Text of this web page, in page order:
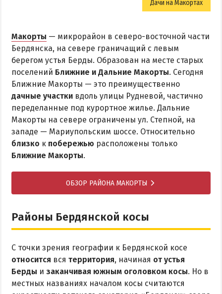
Дачи на Макортах
Макорты — микрорайон в северо-восточной части
Бердянска, на севере граничащий с левым
берегом устья Берды. Образован на месте старых
поселений Ближние и Дальние Макорты. Сегодня
Ближние Макорты — это преимущественно
дачные участки вдоль улицы Рудневой, частично
переделанные под курортное жилье. Дальние
Макорты на севере ограничены ул. Степной, на
западе — Мариупольским шоссе. Относительно
близко к побережью расположены только
Ближние Макорты.
ОБЗОР РАЙОНА МАКОРТЫ
Районы Бердянской косы
С точки зрения географии к Бердянской косе
относится вся территория, начиная от устья
Берды и заканчивая южным оголовком косы. Но в
местных названиях началом косы считаются